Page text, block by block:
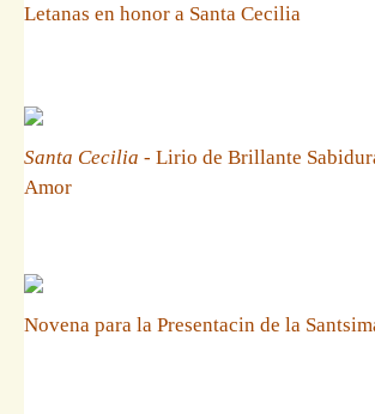
Letanas en honor a Santa Cecilia
Santa Cecilia - Lirio de Brillante
Amor
Novena para la Presentacin de la